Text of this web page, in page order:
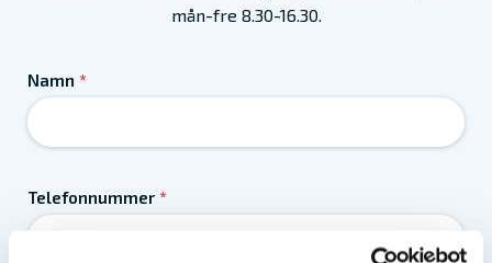
mån-fre 8.30-16.30.
Namn *
Telefonnummer *